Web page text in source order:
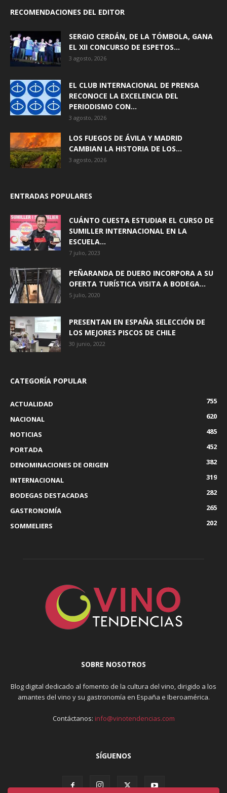
RECOMENDACIONES DEL EDITOR
SERGIO CERDÁN, DE LA TÓMBOLA, GANA
EL XII CONCURSO DE ESPETOS...
3 agosto, 2026
EL CLUB INTERNACIONAL DE PRENSA
RECONOCE LA EXCELENCIA DEL
PERIODISMO CON...
3 agosto, 2026
LOS FUEGOS DE ÁVILA Y MADRID
CAMBIAN LA HISTORIA DE LOS...
3 agosto, 2026
ENTRADAS POPULARES
CUÁNTO CUESTA ESTUDIAR EL CURSO DE
SUMILLER INTERNACIONAL EN LA
ESCUELA...
7 julio, 2023
PEÑARANDA DE DUERO INCORPORA A SU
OFERTA TURÍSTICA VISITA A BODEGA...
5 julio, 2020
PRESENTAN EN ESPAÑA SELECCIÓN DE
LOS MEJORES PISCOS DE CHILE
30 junio, 2022
CATEGORÍA POPULAR
ACTUALIDAD
755
NACIONAL
620
NOTICIAS
485
PORTADA
452
DENOMINACIONES DE ORIGEN
382
INTERNACIONAL
319
BODEGAS DESTACADAS
282
GASTRONOMÍA
265
SOMMELIERS
202
SOBRE NOSOTROS
Blog digital dedicado al fomento de la cultura del vino, dirigido a los
amantes del vino y su gastronomía en España e Iberoamérica.
Contáctanos: info@vinotendencias.com
SÍGUENOS